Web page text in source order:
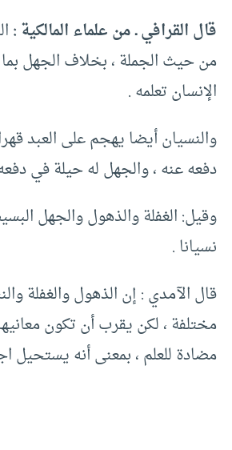
قال القرافي ـ من علماء المالكية :
من حيث الجملة ، بخلاف الجهل
الإنسان تعلمه .
والنسيان أيضا يهجم على العبد
دفعه عنه ، والجهل له حيلة في
وقيل: الغفلة والذهول والجهل
نسيانا .
قال الآمدي : إن الذهول والغفلة
مختلفة ، لكن يقرب أن تكون
مضادة للعلم ، بمعنى أنه يستحيل